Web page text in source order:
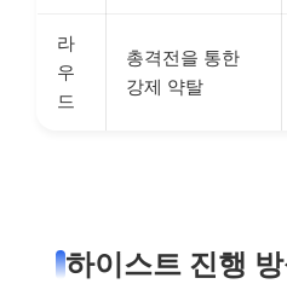
라
우
드
총격전을 통한
강제 약탈
하이스트 진행